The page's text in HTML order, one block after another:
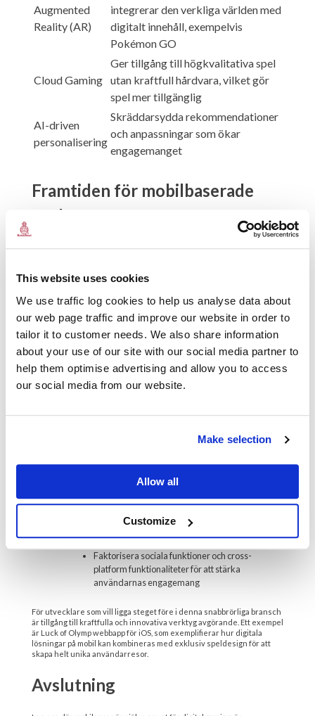
This website uses cookies
We use traffic log cookies to help us analyse data about
our web page traffic and improve our website in order to
tailor it to customer needs. We also share information
about your use of our site with our social media partner to
help them optimise advertising and allow you to access
our social media from our website.
Make selection
Allow all
Customize
Augmented
Reality (AR)
integrerar den verkliga världen med
digitalt innehåll, exempelvis
Pokémon GO
Cloud Gaming
Ger tillgång till högkvalitativa spel
utan kraftfull hårdvara, vilket gör
spel mer tillgänglig
AI-driven
personalisering
Skräddarsydda rekommendationer
och anpassningar som ökar
engagemanget
Framtiden för mobilbaserade
spel
Branschstatisiken indikerar att mobilspel kommer att fortsätta
responsiva och personaliserade spelupplevelser. Dessutom väntas
bara ökar tillgängligheten, utan även skapar helt nya former av
“Mobilappar är inte längre en sekundär plattform utan själva
kärnan i digitalt spelande. Utvecklare som förstår att
utnyttja rätt teknik kan skapa spel som engagerar och
2023
Fokusera på användarcentrerad design och
intuitiv användarupplevelse
Implementera modern teknologi som AR, VR och
AI för att skapa unika spelupplevelser
Utnyttja datadrivna insikter för att finjustera spel
— från svårighetsgrad till
innehållsrekommendationer
Faktorisera sociala funktioner och cross-
platform funktionaliteter för att stärka
användarnas engagemang
För utvecklare som vill ligga steget före i denna snabbrörliga bransch
är tillgång till kraftfulla och innovativa verktyg avgörande. Ett exempel
är Luck of Olymp webbapp för iOS, som exemplifierar hur digitala
lösningar på mobil kan kombineras med exklusiv speldesign för att
skapa helt unika användarresor.
Avslutning